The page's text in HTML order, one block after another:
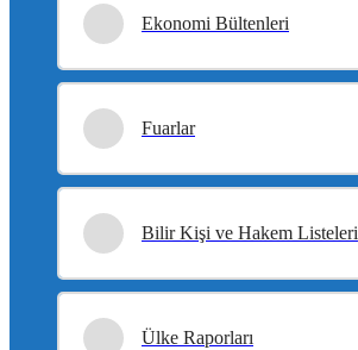
Ekonomi Bültenleri
Fuarlar
Bilir Kişi ve Hakem Listeleri
Ülke Raporları